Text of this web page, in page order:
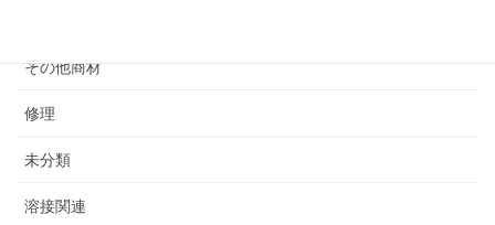
その他商材
修理
未分類
溶接関連